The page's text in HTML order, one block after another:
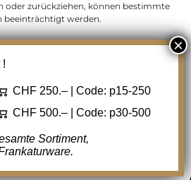
zurückziehen, können bestimmte
beeinträchtigt werden.
Ablehnen
URAY GmbH | All Rights
PCI Data Security Standards |
Facebook
!
CHF 250.– | Code: p15-250
CHF 500.– | Code: p30-500
Sortiment,